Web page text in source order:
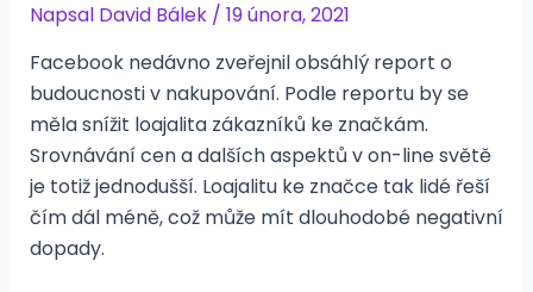
Napsal David Bálek / 19 února, 2021
Facebook nedávno zveřejnil obsáhlý report o
budoucnosti v nakupování. Podle reportu by se
měla snížit loajalita zákazníků ke značkám.
Srovnávání cen a dalších aspektů v on-line světě
je totiž jednodušší. Loajalitu ke značce tak lidé řeší
čím dál méně, což může mít dlouhodobé negativní
dopady.